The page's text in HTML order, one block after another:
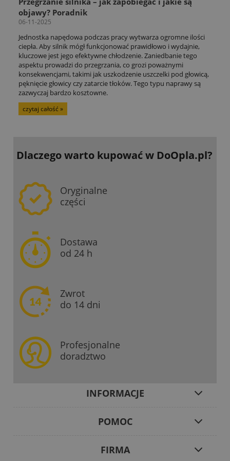
objawy? Poradnik
06-11-2025
Jednostka napędowa podczas pracy wytwarza ogromne ilości
ciepła. Aby silnik mógł funkcjonować prawidłowo i wydajnie,
kluczowe jest jego efektywne chłodzenie. Zaniedbanie tego
aspektu prowadzi do przegrzania, co grozi poważnymi
konsekwencjami, takimi jak uszkodzenie uszczelki pod głowicą,
pęknięcie głowicy czy zatarcie tłoków. Tego typu naprawy są
zazwyczaj bardzo kosztowne.
czytaj całość »
Dlaczego warto kupowaćw DoOpla.pl?
Oryginalne
części
Dostawa
od 24 h
Zwrot
do 14 dni
Profesjonalne
doradztwo
INFORMACJE
POMOC
FIRMA